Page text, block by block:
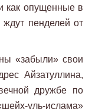
как опущенные в
пенделей от
«забыли» свои
Айзатуллина,
дружбе по
уль-ислама»